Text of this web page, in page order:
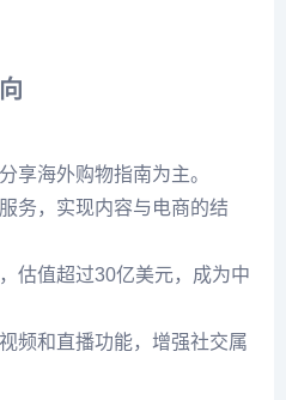
享海外购物指南为主。
务，实现内容与电商的结
估值超过30亿美元，成为中
频和直播功能，增强社交属